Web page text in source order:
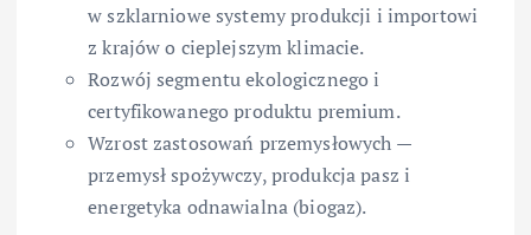
w szklarniowe systemy produkcji i importowi
z krajów o cieplejszym klimacie.
Rozwój segmentu ekologicznego i
certyfikowanego produktu premium.
Wzrost zastosowań przemysłowych —
przemysł spożywczy, produkcja pasz i
energetyka odnawialna (biogaz).